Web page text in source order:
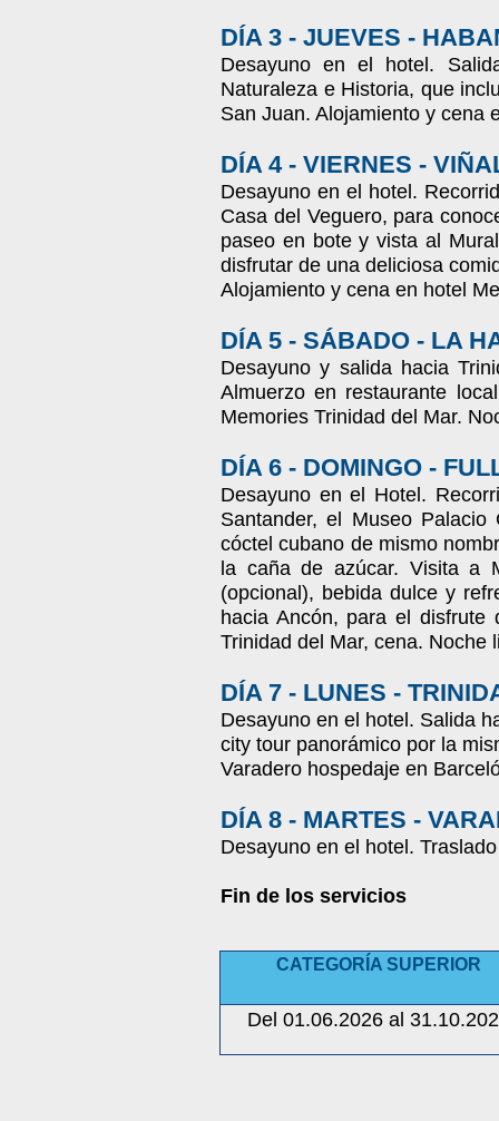
DÍA 3 - JUEVES -
Desayuno en el hotel.
Naturaleza e Historia, que
San Juan. Alojamiento y cena
DÍA 4 - VIERNES -
Desayuno en el hotel.
Casa del Veguero, para
paseo en bote y vista al
disfrutar de una deliciosa
Alojamiento y cena en hotel
DÍA 5 - SÁBADO - LA
Desayuno y salida hacia
Almuerzo en restaurante
Memories Trinidad del Mar.
DÍA 6 - DOMINGO -
Desayuno en el Hotel.
Santander, el Museo
cóctel cubano de mismo
la caña de azúcar. Visita a
(opcional), bebida dulce y
hacia Ancón, para el
Trinidad del Mar, cena. Noche
DÍA 7 - LUNES -
Desayuno en el hotel. Salida
city tour panorámico por la
Varadero hospedaje en
DÍA 8 - MARTES -
Desayuno en el hotel.
Fin de los servicios
CATEGORÍA SUPERIOR
Del 01.06.2026 al